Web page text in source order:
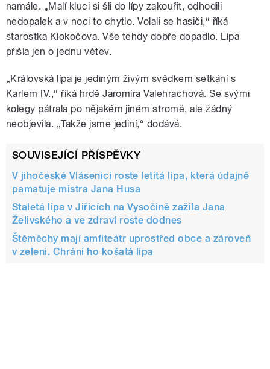
namále. „Malí kluci si šli do lípy zakouřit, odhodili
nedopalek a v noci to chytlo. Volali se hasiči,“ říká
starostka Klokočova. Vše tehdy dobře dopadlo. Lípa
přišla jen o jednu větev.
„Královská lípa je jediným živým svědkem setkání s
Karlem IV.,“ říká hrdě Jaromíra Valehrachová. Se svými
kolegy pátrala po nějakém jiném stromě, ale žádný
neobjevila. „Takže jsme jediní,“ dodává.
SOUVISEJÍCÍ PŘÍSPĚVKY
V jihočeské Vlásenici roste letitá lípa, která údajně
pamatuje mistra Jana Husa
Staletá lípa v Jiřicích na Vysočině zažila Jana
Želivského a ve zdraví roste dodnes
Štěměchy mají amfiteátr uprostřed obce a zároveň
v zeleni. Chrání ho košatá lípa